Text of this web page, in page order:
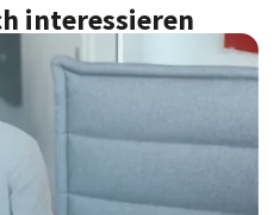
interessieren